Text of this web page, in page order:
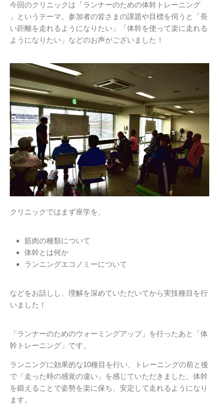
今回のクリニックは「ランナーのための体幹トレーニング
」というテーマ。参加者の皆さまの課題や目標を伺うと「長
い距離を走れるようになりたい」「体幹を使って楽に走れる
ようになりたい」などのお声がございました！
クリニックではまず座学を、
筋肉の種類について
体幹とは何か
ランニングエコノミーについて
などをお話しし、理解を深めていただいてから実技種目を行
いました！
「ランナーのためのウォーミングアップ」を行ったあと「体
幹トレーニング」です。
ランニングに効果的な10種目を行い、トレーニングの前と後
で「走った時の感覚の違い」を感じていただきました。体幹
を鍛えることで姿勢を楽に保ち、安定して走れるようになり
ます。